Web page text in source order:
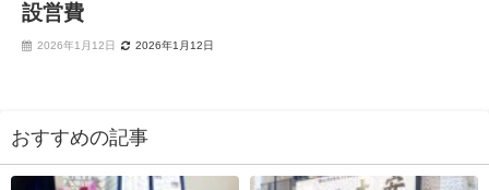
設営費
2026年1月12日 2026年1月12日
おすすめの記事